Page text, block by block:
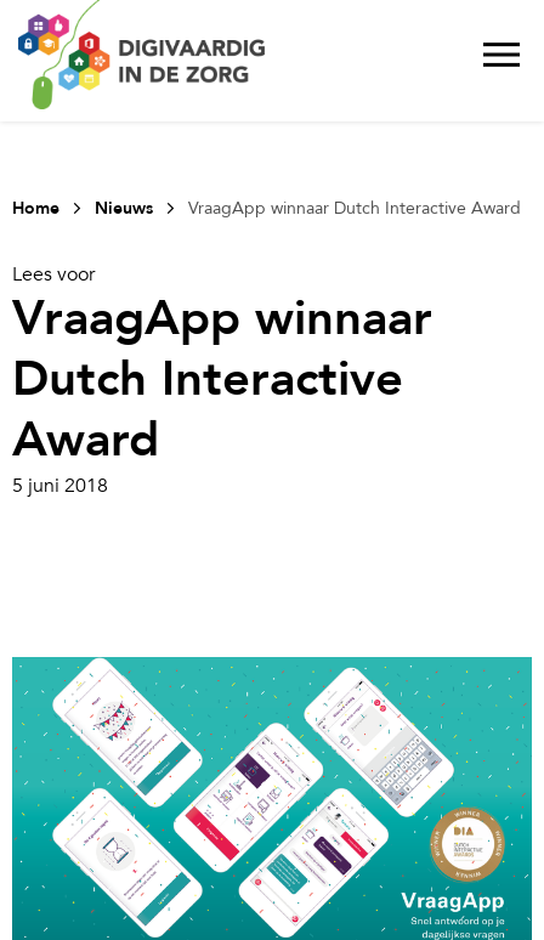
Home Nieuws VraagApp winnaar Dutch Interactive Award
Lees voor
VraagApp winnaar
Dutch Interactive
Award
5 juni 2018